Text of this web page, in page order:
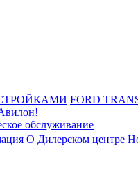
FORD
обслуживание
О Дилерском центре